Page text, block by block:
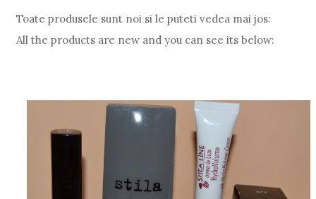
Toate produsele sunt noi si le puteti vedea mai jos:
All the products are new and you can see its below: